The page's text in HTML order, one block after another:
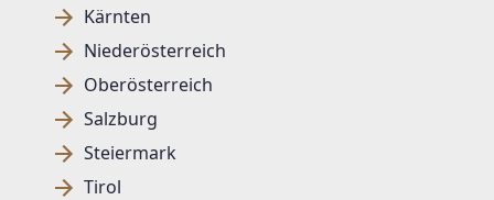
Kärnten
Niederösterreich
Oberösterreich
Salzburg
Steiermark
Tirol